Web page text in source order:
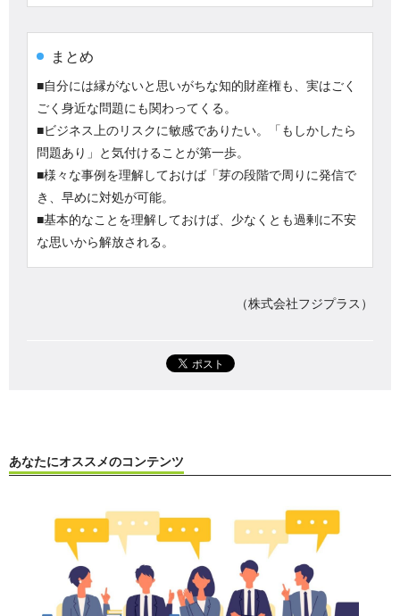
まとめ
■自分には縁がないと思いがちな知的財産権も、実はごく
ごく身近な問題にも関わってくる。
■ビジネス上のリスクに敏感でありたい。「もしかしたら
問題あり」と気付けることが第一歩。
■様々な事例を理解しておけば「芽の段階で周りに発信で
き、早めに対処が可能。
■基本的なことを理解しておけば、少なくとも過剰に不安
な思いから解放される。
（株式会社フジプラス）
あなたにオススメのコンテンツ